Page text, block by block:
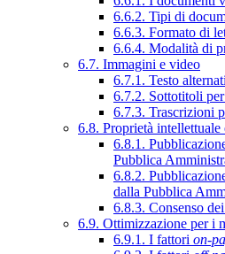
6.6.2. Tipi di
6.6.3. Formato di
6.6.4. Modalità di
6.7. Immagini e video
6.7.1. Testo
6.7.2. Sottotitoli
6.7.3. Trascrizioni
6.8. Proprietà intellettuale
6.8.1.
Pubblica
6.8.2.
dalla Pubblica
6.8.3. Consenso
6.9. Ottimizzazione per i
6.9.1. I fattori on-